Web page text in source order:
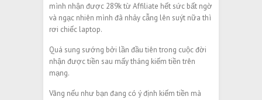
mình nhận được 289k từ Affiliate hết sức bất ngờ
và ngạc nhiên mình đã nhảy cẫng lên suýt nữa thì
rơi chiếc laptop.
Quá sung sướng bởi lần đầu tiên trong cuộc đời
nhận được tiền sau mấy tháng kiếm tiền trên
mạng.
Vâng nếu như bạn đang có ý định kiếm tiền mà